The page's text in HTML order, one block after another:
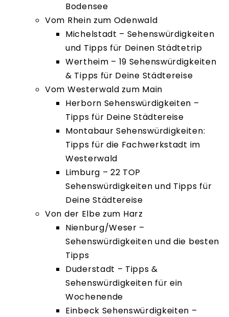
Bodensee
Vom Rhein zum Odenwald
Michelstadt – Sehenswürdigkeiten
und Tipps für Deinen Städtetrip
Wertheim – 19 Sehenswürdigkeiten
& Tipps für Deine Städtereise
Vom Westerwald zum Main
Herborn Sehenswürdigkeiten –
Tipps für Deine Städtereise
Montabaur Sehenswürdigkeiten:
Tipps für die Fachwerkstadt im
Westerwald
Limburg – 22 TOP
Sehenswürdigkeiten und Tipps für
Deine Städtereise
Von der Elbe zum Harz
Nienburg/Weser –
Sehenswürdigkeiten und die besten
Tipps
Duderstadt – Tipps &
Sehenswürdigkeiten für ein
Wochenende
Einbeck Sehenswürdigkeiten –